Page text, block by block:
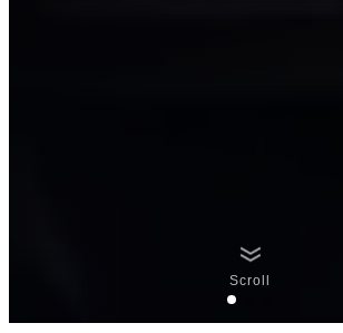
Scroll